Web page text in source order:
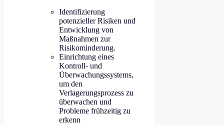
Identifizierung
potenzieller Risiken und
Entwicklung von
Maßnahmen zur
Risikominderung.
Einrichtung eines
Kontroll- und
Überwachungssystems,
um den
Verlagerungsprozess zu
überwachen und
Probleme frühzeitig zu
erkenn